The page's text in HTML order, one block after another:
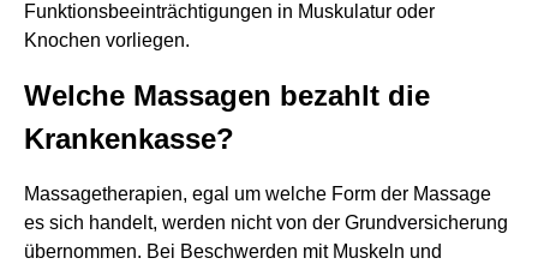
Funktionsbeeinträchtigungen in Muskulatur oder
Knochen vorliegen.
Welche Massagen bezahlt die
Krankenkasse?
Massagetherapien, egal um welche Form der Massage
es sich handelt, werden nicht von der Grundversicherung
übernommen. Bei Beschwerden mit Muskeln und